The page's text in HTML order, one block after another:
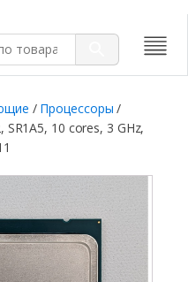
/ Процессоры /
10 cores, 3 GHz,